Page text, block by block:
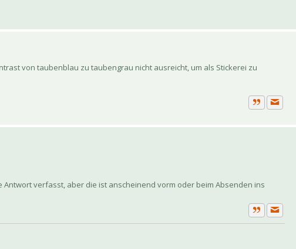
von taubenblau zu taubengrau nicht ausreicht, um als Stickerei zu
ZitatPrivate
verfasst, aber die ist anscheinend vorm oder beim Absenden ins
Zitat